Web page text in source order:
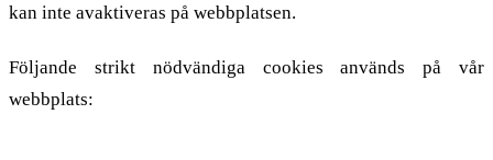
kan inte avaktiveras på webbplatsen.
Följande strikt nödvändiga cookies används på vår
webbplats: